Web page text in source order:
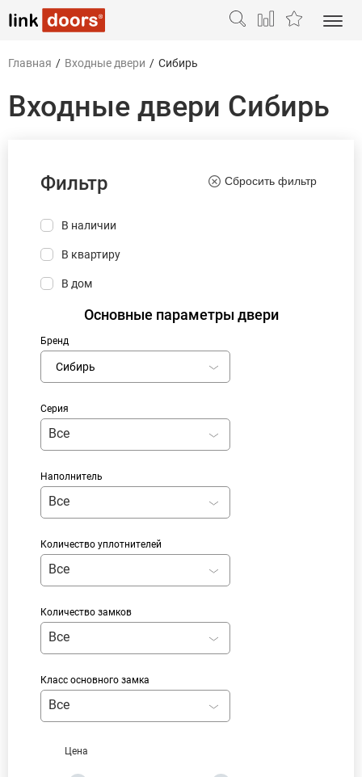
Главная / Входные двери / Сибирь
Входные двери Сибирь
Фильтр Сбросить фильтр
В наличии
В квартиру
В дом
Основные параметры двери
Бренд
Сибирь
Серия
Все
Наполнитель
Все
Количество уплотнителей
Все
Количество замков
Все
Класс основного замка
Все
Цена